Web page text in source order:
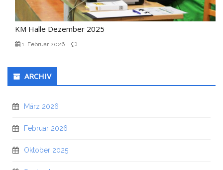
KM Halle Dezember 2025
1. Februar 2026
ARCHIV
März 2026
Februar 2026
Oktober 2025